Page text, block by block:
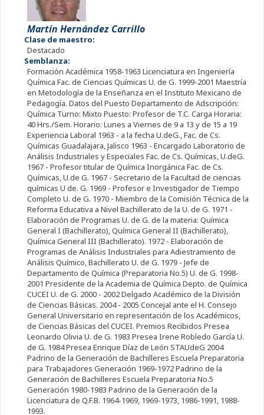
Martín Hernández Carrillo
Clase de maestro:
Destacado
Semblanza:
Formación Académica 1958-1963 Licenciatura en Ingeniería
Química Fac. de Ciencias Químicas U. de G. 1999-2001 Maestría
en Metodología de la Enseñanza en el Instituto Mexicano de
Pedagogía. Datos del Puesto Departamento de Adscripción:
Química Turno: Mixto Puesto: Profesor de T.C. Carga Horaria:
40 Hrs./Sem. Horario: Lunes a Viernes de 9 a 13 y de 15 a 19
Experiencia Laboral 1963 - a la fecha U.deG., Fac. de Cs.
Químicas Guadalajara, Jalisco 1963 - Encargado Laboratorio de
Análisis Industriales y Especiales Fac. de Cs. Químicas, U.deG.
1967 - Profesor titular de Química Inorgánica Fac. de Cs.
Químicas, U.de G. 1967 - Secretario de la Facultad de ciencias
químicas U de. G. 1969 - Profesor e Investigador de Tiempo
Completo U. de G. 1970 - Miembro de la Comisión Técnica de la
Reforma Educativa a Nivel Bachillerato de la U. de G. 1971 -
Elaboración de Programas U. de G. de la materia: Química
General I (Bachillerato), Química General II (Bachillerato),
Química General III (Bachillerato). 1972 - Elaboración de
Programas de Análisis Industriales para Adiestramiento de
Análisis Químico, Bachillerato U. de G. 1979 - Jefe de
Departamento de Química (Preparatoria No.5) U. de G. 1998-
2001 Presidente de la Academia de Química Depto. de Química
CUCEI U. de G. 2000 - 2002 Delgado Académico de la División
de Ciencias Básicas. 2004 - 2005 Concejal ante el H. Consejo
General Universitario en representación de los Académicos,
de Ciencias Básicas del CUCEI. Premios Recibidos Presea
Leonardo Olivia U. de G. 1983 Presea Irene Robledo García U.
de G. 1984 Presea Enrique Díaz de León STAUdeG 2004
Padrino de la Generación de Bachilleres Escuela Preparatoria
para Trabajadores Generación 1969-1972 Padrino de la
Generación de Bachilleres Escuela Preparatoria No.5
Generación 1980-1983 Padrino de la Generación de la
Licenciatura de Q.F.B. 1964-1969, 1969-1973, 1986-1991, 1988-
1993.